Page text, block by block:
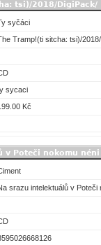
tsi)/2018/DigiPack/
syčáci
Tramp!(ti sitcha: tsi)/
sycaci
Kč
v Poteči nokomu
srazu intelektuálů v Poteči